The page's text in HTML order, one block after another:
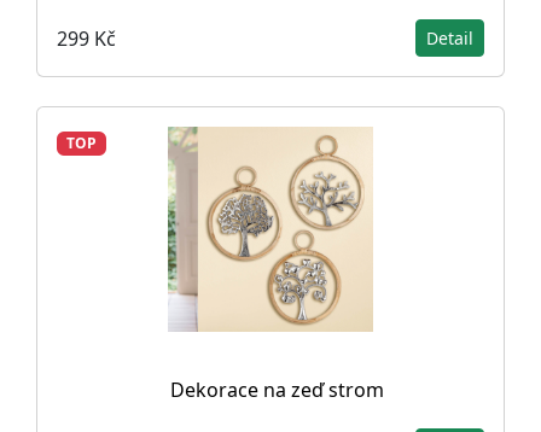
299 Kč Detail
TOP
Dekorace na zeď strom